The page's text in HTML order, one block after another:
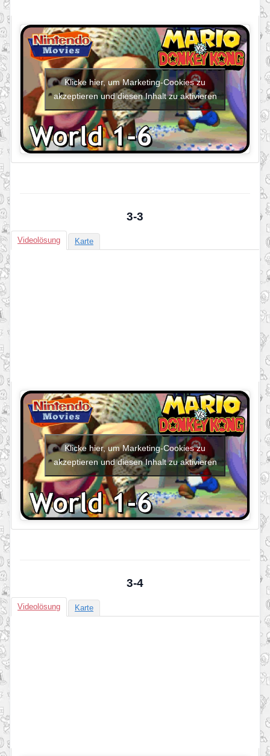
Klicke hier, um Marketing-Cookies zu
akzeptieren und diesen Inhalt zu aktivieren
3-3
Videolösung Karte
Klicke hier, um Marketing-Cookies zu
akzeptieren und diesen Inhalt zu aktivieren
3-4
Videolösung Karte